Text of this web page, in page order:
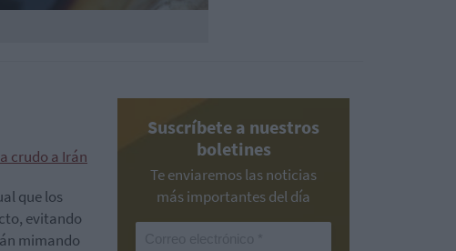
crudo a Irán
que los
evitando
mimando
Suscríbete a nuestros
boletines
Te enviaremos las noticias
más importantes del día